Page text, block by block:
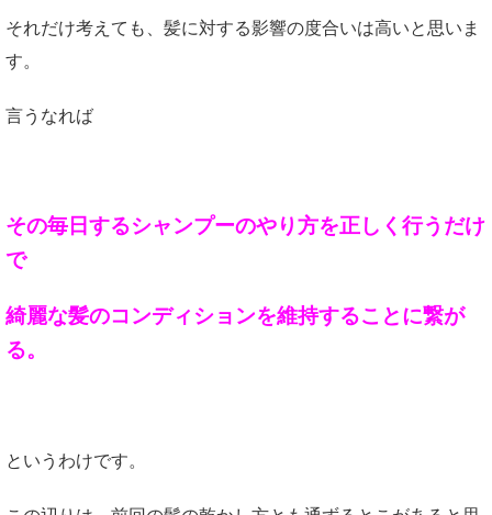
それだけ考えても、髪に対する影響の度合いは高いと思いま
す。
言うなれば
その毎日するシャンプーのやり方を正しく行うだけ
で
綺麗な髪のコンディションを維持することに繋が
る。
というわけです。